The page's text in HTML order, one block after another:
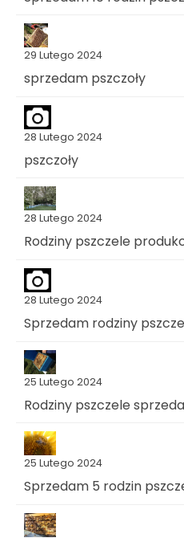
29 Lutego 2024
sprzedam pszczoły
28 Lutego 2024
pszczoły
28 Lutego 2024
Rodziny pszczele
28 Lutego 2024
Sprzedam rodziny
25 Lutego 2024
Rodziny pszczele
25 Lutego 2024
Sprzedam 5 rodzin